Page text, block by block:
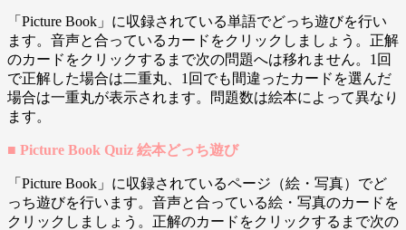
「Picture Book」に収録されている単語でどっち遊びを行い
ます。音声と合っているカードをクリックしましょう。正解
のカードをクリックするまで次の問題へは移れません。1回
で正解した場合は二重丸、1回でも間違ったカードを選んだ
場合は一重丸が表示されます。問題数は絵本によって異なり
ます。
■ Picture Book Quiz 絵本どっち遊び
「Picture Book」に収録されているページ（絵・写真）でど
っち遊びを行います。音声と合っている絵・写真のカードを
クリックしましょう。正解のカードをクリックするまで次の